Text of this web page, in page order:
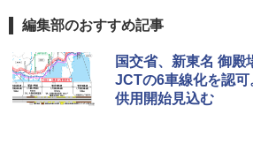
A09 地球の歩き方 イ
￥2,479
ENDLESS BASE 《
テント ワンタッチ
【日本企業販売】超
0ml（連続噴射30秒
秒）射程5～10m 安
付き ヒグマ・イノシ
編集部のおすすめ記事
国交省、新東名 御殿
JCTの6車線化を認
供用開始見込む